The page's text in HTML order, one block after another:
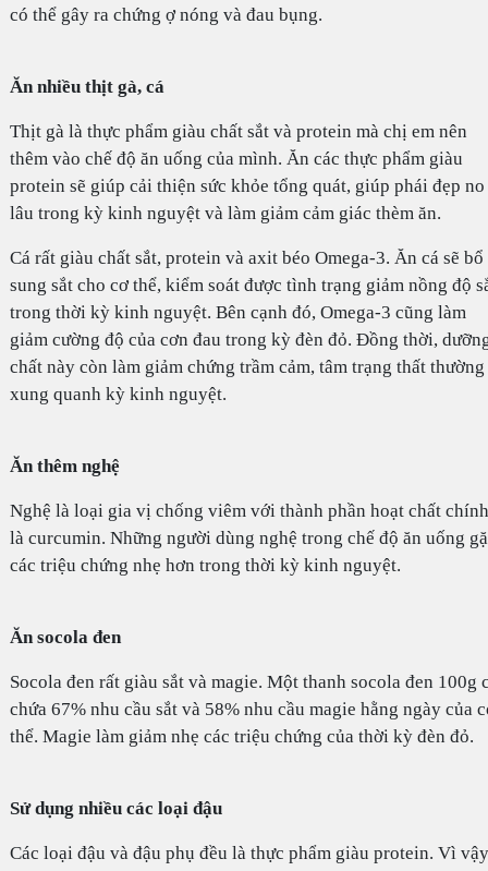
có thể gây ra chứng ợ nóng và đau bụng.
Ăn nhiều thịt gà, cá
Thịt gà là thực phẩm giàu chất sắt và protein mà chị em nên
thêm vào chế độ ăn uống của mình. Ăn các thực phẩm giàu
protein sẽ giúp cải thiện sức khỏe tổng quát, giúp phái đẹp no
lâu trong kỳ kinh nguyệt và làm giảm cảm giác thèm ăn.
Cá rất giàu chất sắt, protein và axit béo Omega-3. Ăn cá sẽ bổ
sung sắt cho cơ thể, kiểm soát được tình trạng giảm nồng độ
trong thời kỳ kinh nguyệt. Bên cạnh đó, Omega-3 cũng làm
giảm cường độ của cơn đau trong kỳ đèn đỏ. Đồng thời,
chất này còn làm giảm chứng trầm cảm, tâm trạng thất thường
xung quanh kỳ kinh nguyệt.
Ăn thêm nghệ
Nghệ là loại gia vị chống viêm với thành phần hoạt chất chính
là curcumin. Những người dùng nghệ trong chế độ ăn uống
các triệu chứng nhẹ hơn trong thời kỳ kinh nguyệt.
Ăn socola đen
Socola đen rất giàu sắt và magie. Một thanh socola đen 100g
chứa 67% nhu cầu sắt và 58% nhu cầu magie hằng ngày của
thể. Magie làm giảm nhẹ các triệu chứng của thời kỳ đèn đỏ.
Sử dụng nhiều các loại đậu
Các loại đậu và đậu phụ đều là thực phẩm giàu protein. Vì